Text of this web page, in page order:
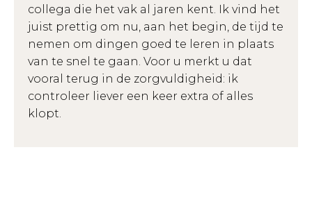
collega die het vak al jaren kent. Ik vind het
juist prettig om nu, aan het begin, de tijd te
nemen om dingen goed te leren in plaats
van te snel te gaan. Voor u merkt u dat
vooral terug in de zorgvuldigheid: ik
controleer liever een keer extra of alles
klopt.